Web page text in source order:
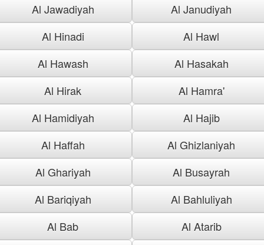
Al Jawadiyah
Al Janudiyah
Al Hinadi
Al Hawl
Al Hawash
Al Hasakah
Al Hirak
Al Hamra'
Al Hamidiyah
Al Hajib
Al Haffah
Al Ghizlaniyah
Al Ghariyah
Al Busayrah
Al Bariqiyah
Al Bahluliyah
Al Bab
Al Atarib